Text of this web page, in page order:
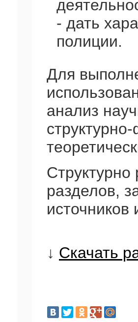
- дать
полиции.
Для
анализ
Структурно
разделов,
↓ Скачать